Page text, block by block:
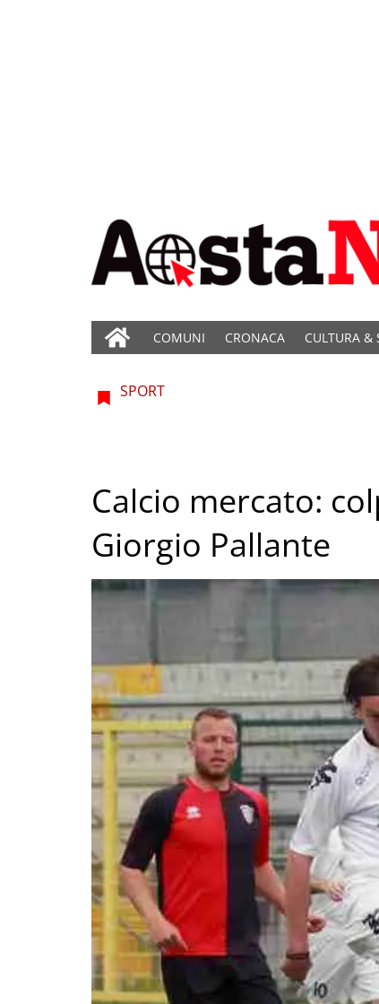
COMUNI CRONACA CULTURA &
SPORT
Calcio mercato:
Giorgio Pallante